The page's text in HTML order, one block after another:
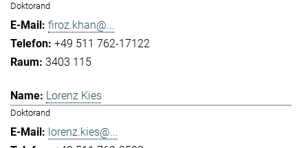
Doktorand
firoz.khan@...
+49 511 762-17122
3403 115
Lorenz Kies
Doktorand
lorenz.kies@...